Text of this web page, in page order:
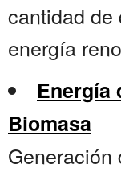
cantidad de
energía
Energía
Biomasa
Generación